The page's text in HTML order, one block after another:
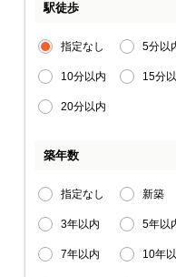
駅徒歩
指定なし 5分以
10分以内 15分
20分以内
築年数
指定なし 新築
3年以内 5年以
7年以内 10年